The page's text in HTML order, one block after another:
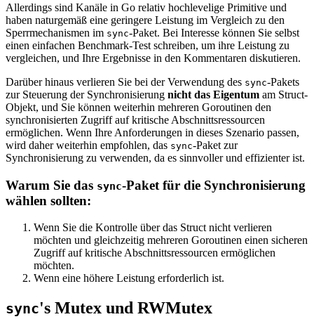
Allerdings sind Kanäle in Go relativ hochlevelige Primitive und
haben naturgemäß eine geringere Leistung im Vergleich zu den
Sperrmechanismen im sync-Paket. Bei Interesse können Sie selbst
einen einfachen Benchmark-Test schreiben, um ihre Leistung zu
vergleichen, und Ihre Ergebnisse in den Kommentaren diskutieren.
Darüber hinaus verlieren Sie bei der Verwendung des sync-Pakets
zur Steuerung der Synchronisierung nicht das Eigentum am Struct-
Objekt, und Sie können weiterhin mehreren Goroutinen den
synchronisierten Zugriff auf kritische Abschnittsressourcen
ermöglichen. Wenn Ihre Anforderungen in dieses Szenario passen,
wird daher weiterhin empfohlen, das sync-Paket zur
Synchronisierung zu verwenden, da es sinnvoller und effizienter ist.
Warum Sie das sync-Paket für die Synchronisierung
wählen sollten:
Wenn Sie die Kontrolle über das Struct nicht verlieren
möchten und gleichzeitig mehreren Goroutinen einen sicheren
Zugriff auf kritische Abschnittsressourcen ermöglichen
möchten.
Wenn eine höhere Leistung erforderlich ist.
sync's Mutex und RWMutex